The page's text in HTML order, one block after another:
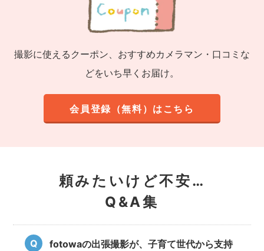
撮影に使えるクーポン、おすすめカメラマン・口コミな
どをいち早くお届け。
会員登録（無料）はこちら
頼みたいけど不安…
Q&A集
fotowaの出張撮影が、子育て世代から支持